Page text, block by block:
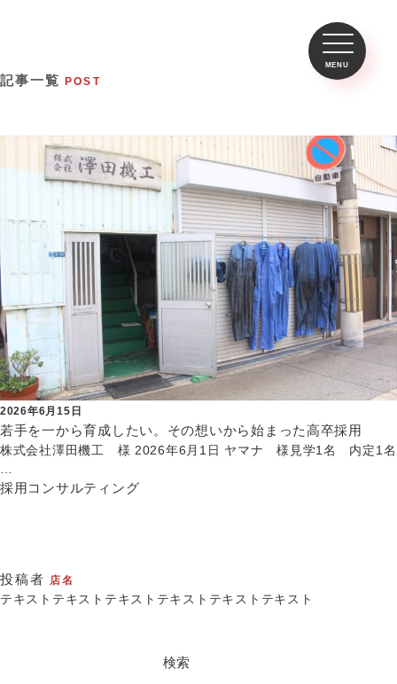
記事一覧 POST
2026年6月15日
若手を一から育成したい。その想いから始まった高卒採用
株式会社澤田機工 様 2026年6月1日 ヤマナ 様見学1名 内定1名
採用コンサルティング
投稿者 店名
テキストテキストテキストテキストテキストテキスト